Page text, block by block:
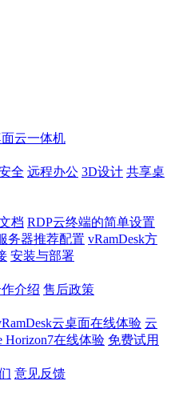
云一体机
全 远程办公 3D设计 共享桌
档 RDP云终端的简单设置
务器推荐配置 vRamDesk方
安装与部署
介绍 售后政策
云桌面在线体验 云
Horizon7在线体验 免费试用
意见反馈